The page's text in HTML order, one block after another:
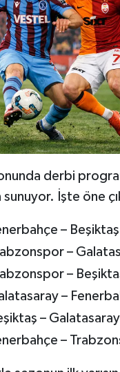
derbi
İşte öne
– Beşiktaş
–
–
–
– Galatasaray
–